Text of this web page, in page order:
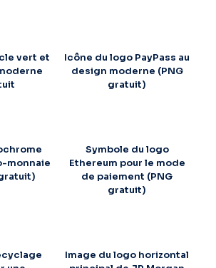
vert et
Icône du logo PayPass au
design moderne (PNG
gratuit)
monnaie
Symbole du logo
Ethereum pour le mode
de paiement (PNG
gratuit)
Image du logo horizontal